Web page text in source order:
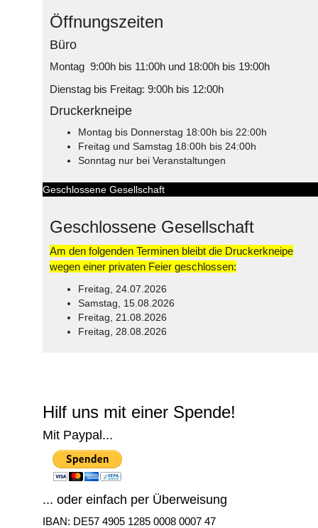
Öffnungszeiten
Büro
Montag 9:00h bis 11:00h und 18:00h bis 19:00h
Dienstag bis Freitag: 9:00h bis 12:00h
Druckerkneipe
Montag bis Donnerstag 18:00h bis 22:00h
Freitag und Samstag 18:00h bis 24:00h
Sonntag nur bei Veranstaltungen
Geschlossene Gesellschaft
Geschlossene Gesellschaft
Am den folgenden Terminen bleibt die Druckerkneipe
wegen einer privaten Feier geschlossen:
Freitag, 24.07.2026
Samstag, 15.08.2026
Freitag, 21.08.2026
Freitag, 28.08.2026
Hilf uns mit einer Spende!
Mit Paypal...
... oder einfach per Überweisung
IBAN: DE57 4905 1285 0008 0007 47